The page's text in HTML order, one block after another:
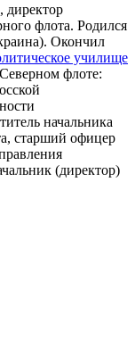
, директор
флота. Родился
Окончил
училище
флоте:
начальника
старший офицер
(директор)